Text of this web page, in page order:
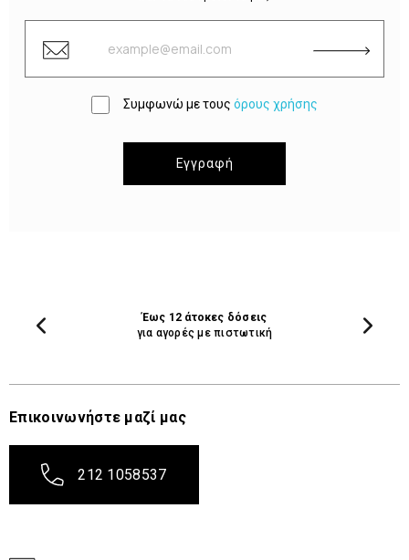
Συμφωνώ με τους όρους χρήσης
Εγγραφή
Έως 12 άτοκες δόσεις
για αγορές με πιστωτική
Επικοινωνήστε μαζί μας
212 1058537